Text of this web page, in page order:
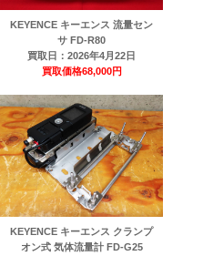
KEYENCE キーエンス 流量セン
サ FD-R80
買取日： 2026年4月22日
買取価格68,000円
KEYENCE キーエンス クランプ
オン式 気体流量計 FD-G25